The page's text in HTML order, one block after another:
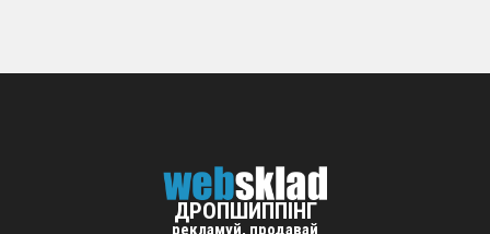
ДРОПШИППІНГ
рекламуй, продавай